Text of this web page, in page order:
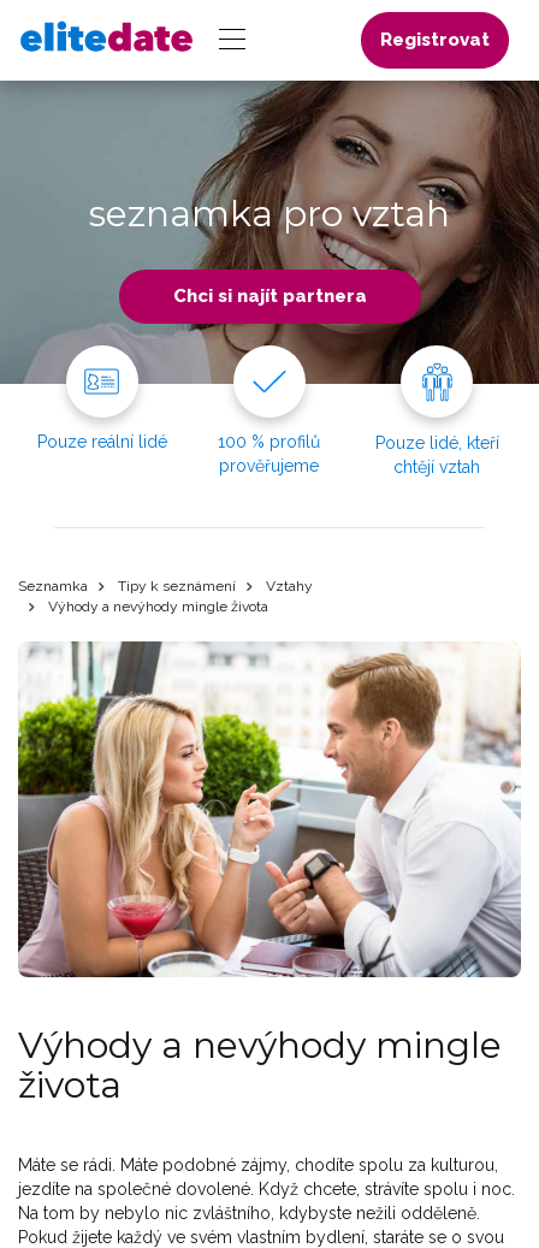
Registrovat
seznamka pro vztah
Chci si najít partnera
Pouze reální lidé
100 % profilů
prověřujeme
Pouze lidé, kteří
chtějí vztah
Seznamka Tipy k seznámení
Vztahy
Výhody a nevýhody mingle života
Výhody a nevýhody mingle
života
Máte se rádi. Máte podobné zájmy, chodíte spolu za kulturou,
jezdíte na společné dovolené. Když chcete, strávíte spolu i noc.
Na tom by nebylo nic zvláštního, kdybyste nežili odděleně.
Pokud žijete každý ve svém vlastním bydlení, staráte se o svou